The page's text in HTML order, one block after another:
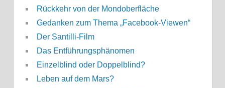
Rückkehr von der Mondoberfläche
Gedanken zum Thema „Facebook-Viewen“
Der Santilli-Film
Das Entführungsphänomen
Einzelblind oder Doppelblind?
Leben auf dem Mars?